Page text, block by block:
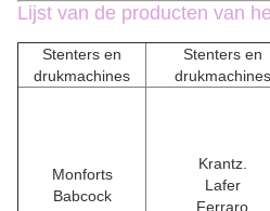
Lijst van de producten van
Stenters en
drukmachines
Stenters en
drukmachines
Monforts
Babcock
Krantz.
Lafer
Ferraro